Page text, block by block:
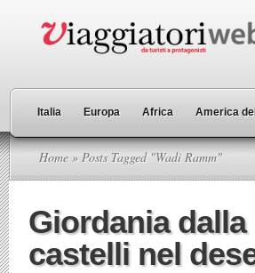
Italia Europa Africa America
Home » Posts Tagged "Wadi Ramm"
Giordania
castelli nel